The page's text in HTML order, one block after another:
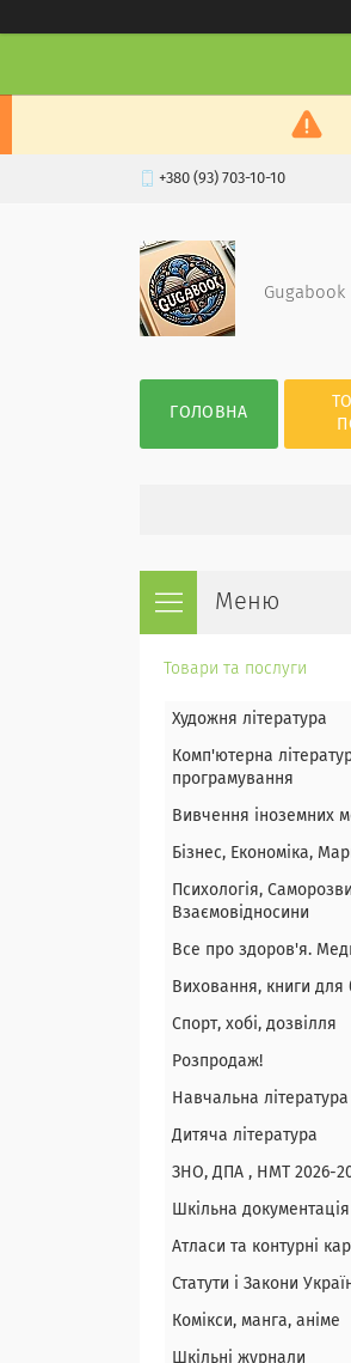
+380 (93) 703-10-10
Gugabook
ГОЛОВНА
Товари та послуги
Художня література
Комп'ютерна
програмування
Вивчення іноземних
Бізнес, Економіка,
Психологія,
Взаємовідносини
Все про здоров'я.
Виховання, книги для
Спорт, хобі, дозвілля
Розпродаж!
Навчальна література
Дитяча література
ЗНО, ДПА , НМТ 2026-
Шкільна документація
Атласи та контурні
Статути і Закони
Комікси, манга, аніме
Шкільні журнали